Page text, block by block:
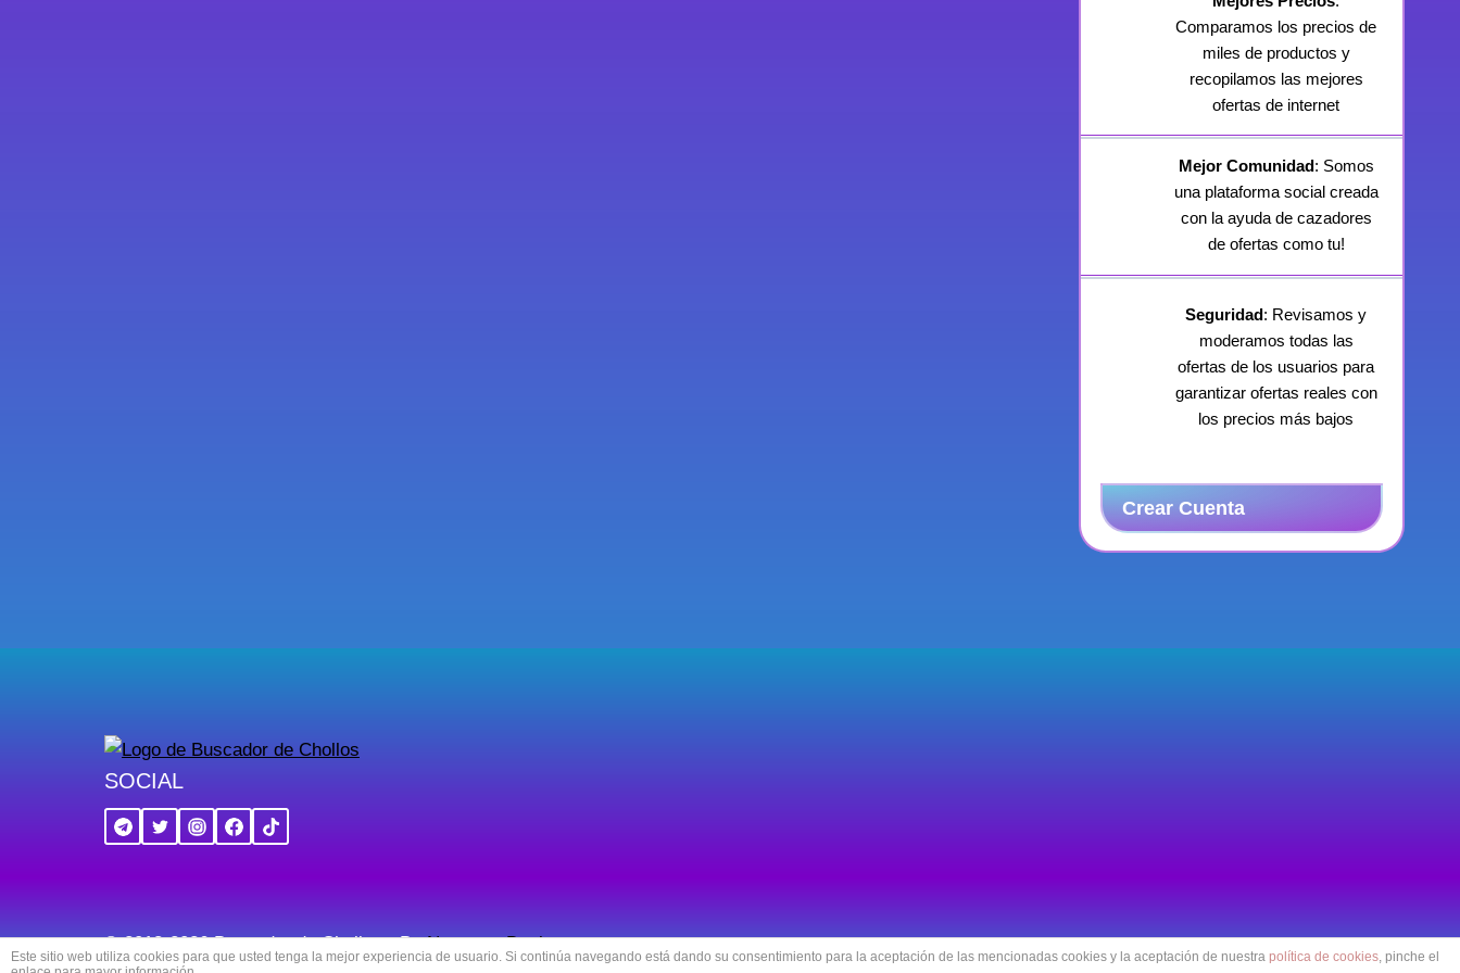
Comparamos los precios de
miles de productos y
recopilamos las mejores
ofertas de internet
Mejor Comunidad: Somos
una plataforma social creada
con la ayuda de cazadores
de ofertas como tu!
Seguridad: Revisamos y
moderamos todas las
ofertas de los usuarios para
garantizar ofertas reales con
los precios más bajos
Crear Cuenta
SOCIAL
© 2018-2026 Buscador de Chollos - ByNavagart Design
Este sitio web utiliza cookies para que usted tenga la mejor experiencia de usuario. Si continúa navegando está dando su consentimiento para la aceptación de las mencionadas cookies y la aceptación de nuestra política de cookies, pinche el